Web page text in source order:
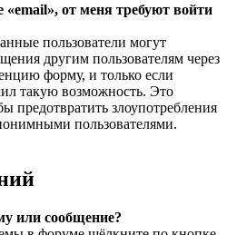
от меня требуют войти
пользователи могут
другим пользователям через
форму, и только если
такую возможность. Это
предотвратить злоупотребления
пользователями.
или сообщение?